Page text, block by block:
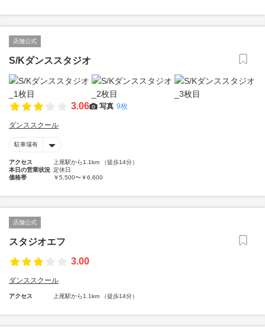
店舗公式
S/Kダンススタジオ
3.06 写真 9枚
ダンススクール
駐車場有
アクセス
上尾駅から1.1km （徒歩14分）
本日の営業状況 定休日
価格帯
￥5,500〜￥6,600
店舗公式
スタジオエフ
3.00
ダンススクール
アクセス 上尾駅から1.1km （徒歩14分）